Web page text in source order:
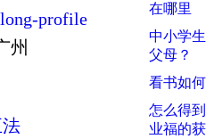
profile
州
在哪里
中小学
父母？
看书如
怎么得
业福的